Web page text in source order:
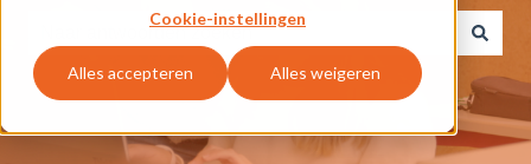
Cookie-instellingen
Alles accepteren Alles weigeren
Er zijn geen suggesties want het zoekveld is leeg.